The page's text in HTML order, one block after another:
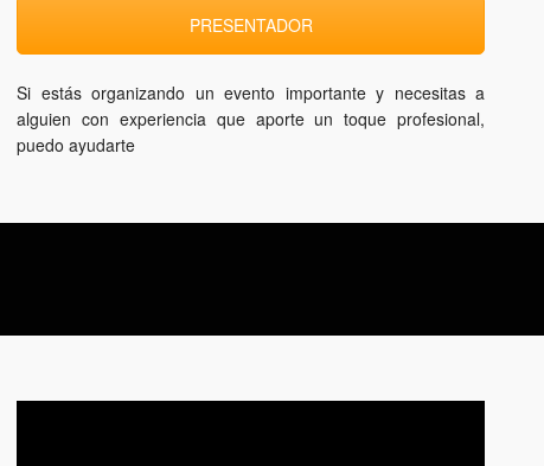
PRESENTADOR
Si estás organizando un evento importante y necesitas a
alguien con experiencia que aporte un toque profesional,
puedo ayudarte